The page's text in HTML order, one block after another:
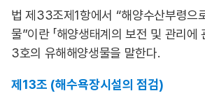
법 제33조제1항에서 “해양수산부령으
물”이란 「해양생태계의 보전 및 관리에
3호의 유해해양생물을 말한다.
제13조 (해수욕장시설의 점검)